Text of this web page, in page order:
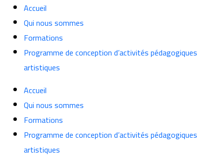
Accueil
Qui nous sommes
Formations
Programme de conception d’activités pédagogiques
artistiques
Accueil
Qui nous sommes
Formations
Programme de conception d’activités pédagogiques
artistiques